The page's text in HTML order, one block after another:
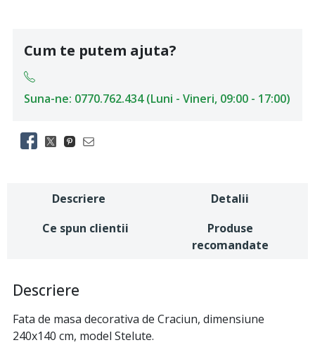
Cum te putem ajuta?
Suna-ne: 0770.762.434 (Luni - Vineri, 09:00 - 17:00)
Descriere
Detalii
Ce spun clientii
Produse
recomandate
Descriere
Fata de masa decorativa de Craciun, dimensiune
240x140 cm, model Stelute.